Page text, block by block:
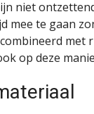
niet
mee te gaan
met
op deze